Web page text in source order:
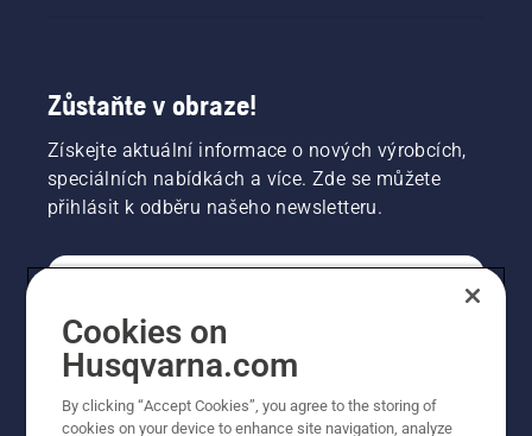
Zůstaňte v obraze!
Získejte aktuální informace o nových výrobcích,
speciálních nabídkách a více. Zde se můžete
přihlásit k odběru našeho newsletteru.
PROFESIONÁLNÍ
Cookies on
Husqvarna.com
By clicking “Accept Cookies”, you agree to the storing of
cookies on your device to enhance site navigation, analyze